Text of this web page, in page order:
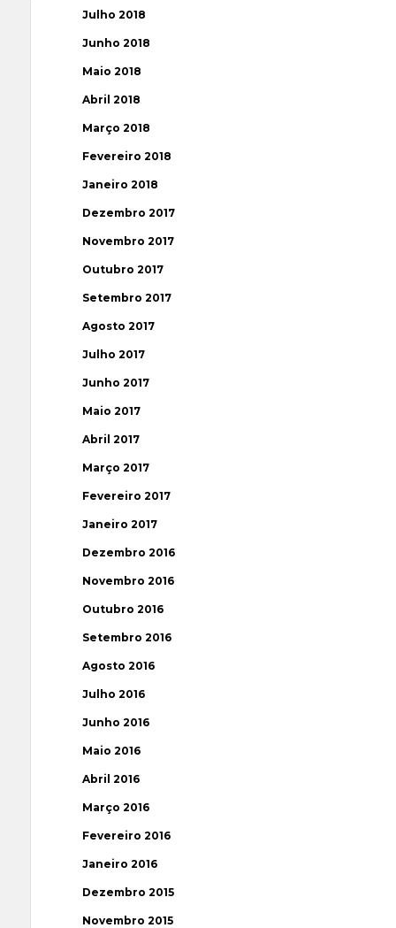
Julho 2018
Junho 2018
Maio 2018
Abril 2018
Março 2018
Fevereiro 2018
Janeiro 2018
Dezembro 2017
Novembro 2017
Outubro 2017
Setembro 2017
Agosto 2017
Julho 2017
Junho 2017
Maio 2017
Abril 2017
Março 2017
Fevereiro 2017
Janeiro 2017
Dezembro 2016
Novembro 2016
Outubro 2016
Setembro 2016
Agosto 2016
Julho 2016
Junho 2016
Maio 2016
Abril 2016
Março 2016
Fevereiro 2016
Janeiro 2016
Dezembro 2015
Novembro 2015